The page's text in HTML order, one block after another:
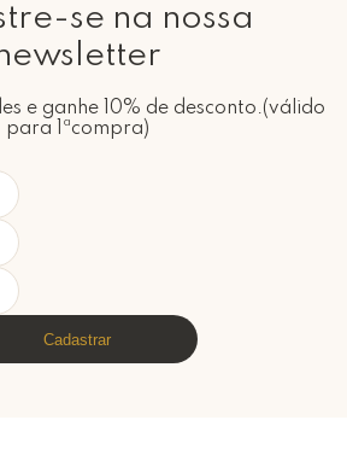
se na nossa
e ganhe 10% de desconto.(válido
para 1ªcompra)
Cadastrar